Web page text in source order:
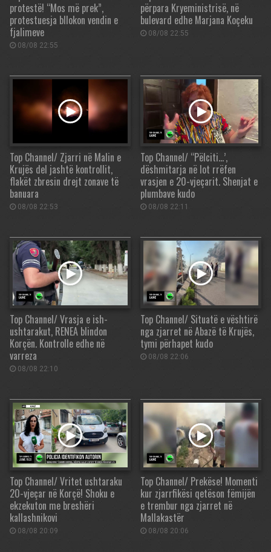
protestë! “Mos më prek”,
protestuesja bllokon vendin e
fjalimeve
08/08 22:55
përpara Kryeministrisë, në
bulevard edhe Marjana Koçeku
08/08 22:55
Top Channel/ Zjarri në Malin e
Krujës del jashtë kontrollit,
flakët zbresin drejt zonave të
banuara
08/08 22:53
Top Channel/ “Pëlciti…’,
dëshmitarja në lot rrëfen
vrasjen e 20-vjeçarit. Shenjat e
plumbave kudo
08/08 22:11
Top Channel/ Vrasja e ish-
ushtarakut, RENEA blindon
Korçën. Kontrolle edhe në
varreza
08/08 22:10
Top Channel/ Situatë e vështirë
nga zjarret në Abazë të Krujës,
tymi përhapet kudo
08/08 22:06
Top Channel/ Vritet ushtaraku
20-vjeçar në Korçë! Shoku e
ekzekuton me breshëri
kallashnikovi
08/08 20:09
Top Channel/ Prekëse! Momenti
kur zjarrfikësi qetëson fëmijën
e trembur nga zjarret në
Mallakastër
08/08 20:06